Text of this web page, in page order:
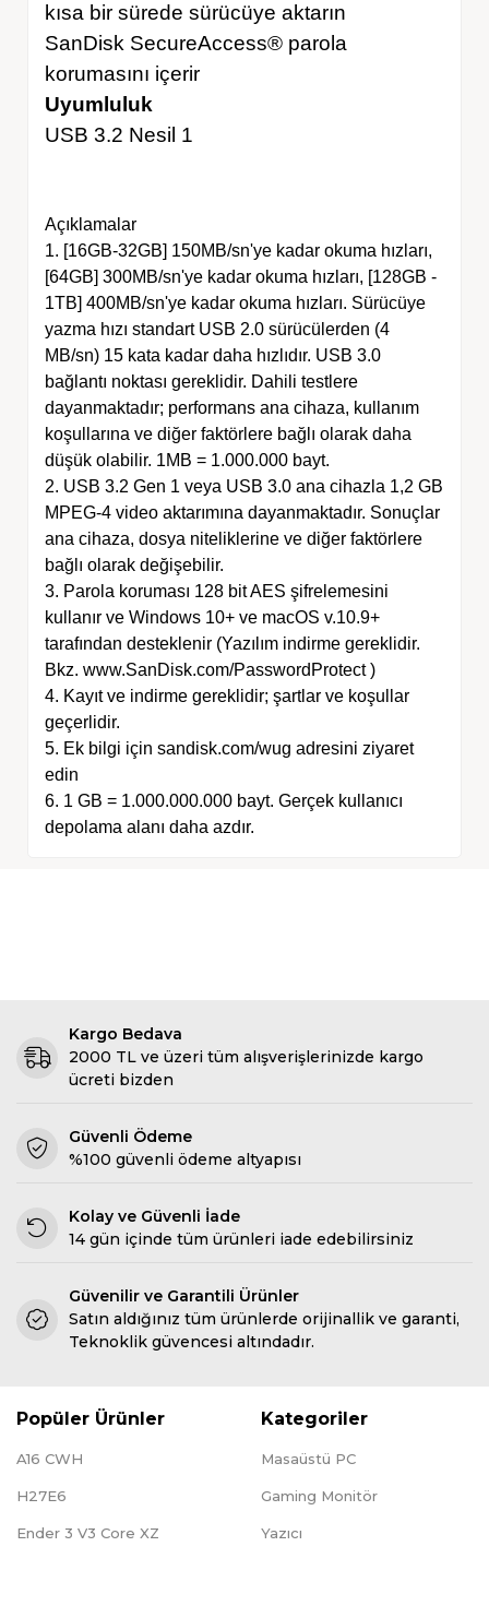
kısa bir sürede sürücüye aktarın
SanDisk SecureAccess® parola
korumasını içerir
Uyumluluk
USB 3.2 Nesil 1
Açıklamalar
1. [16GB-32GB] 150MB/sn'ye kadar okuma hızları,
[64GB] 300MB/sn'ye kadar okuma hızları, [128GB -
1TB] 400MB/sn'ye kadar okuma hızları. Sürücüye
yazma hızı standart USB 2.0 sürücülerden (4
MB/sn) 15 kata kadar daha hızlıdır. USB 3.0
bağlantı noktası gereklidir. Dahili testlere
dayanmaktadır; performans ana cihaza, kullanım
koşullarına ve diğer faktörlere bağlı olarak daha
düşük olabilir. 1MB = 1.000.000 bayt.
2. USB 3.2 Gen 1 veya USB 3.0 ana cihazla 1,2 GB
MPEG-4 video aktarımına dayanmaktadır. Sonuçlar
ana cihaza, dosya niteliklerine ve diğer faktörlere
bağlı olarak değişebilir.
3. Parola koruması 128 bit AES şifrelemesini
kullanır ve Windows 10+ ve macOS v.10.9+
tarafından desteklenir (Yazılım indirme gereklidir.
Bkz. www.SanDisk.com/PasswordProtect )
4. Kayıt ve indirme gereklidir; şartlar ve koşullar
geçerlidir.
5. Ek bilgi için sandisk.com/wug adresini ziyaret
edin
6. 1 GB = 1.000.000.000 bayt. Gerçek kullanıcı
depolama alanı daha azdır.
Kargo Bedava
2000 TL ve üzeri tüm alışverişlerinizde kargo
ücreti bizden
Güvenli Ödeme
%100 güvenli ödeme altyapısı
Kolay ve Güvenli İade
14 gün içinde tüm ürünleri iade edebilirsiniz
Güvenilir ve Garantili Ürünler
Satın aldığınız tüm ürünlerde orijinallik ve garanti,
Teknoklik güvencesi altındadır.
Popüler Ürünler
A16 CWH
H27E6
Ender 3 V3 Core XZ
Kategoriler
Masaüstü PC
Gaming Monitör
Yazıcı